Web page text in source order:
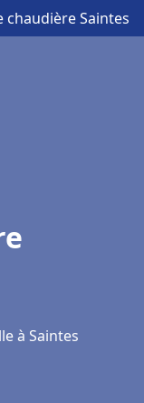
chaudière Saintes
à Saintes